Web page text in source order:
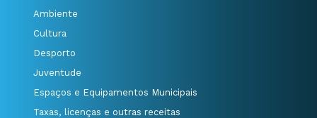
Ambiente
Cultura
Desporto
Juventude
Espaços e Equipamentos Municipais
Taxas, licenças e outras receitas